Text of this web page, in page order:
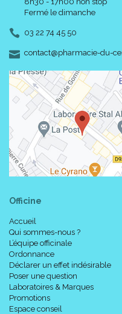
Fermé le dimanche
03 22 74 45 50
contact-
@-
pharmacie-du-
Officine
Accueil
Qui sommes-nous ?
L’équipe officinale
Ordonnance
Déclarer un effet indésirable
Poser une question
Laboratoires & Marques
Promotions
Espace conseil